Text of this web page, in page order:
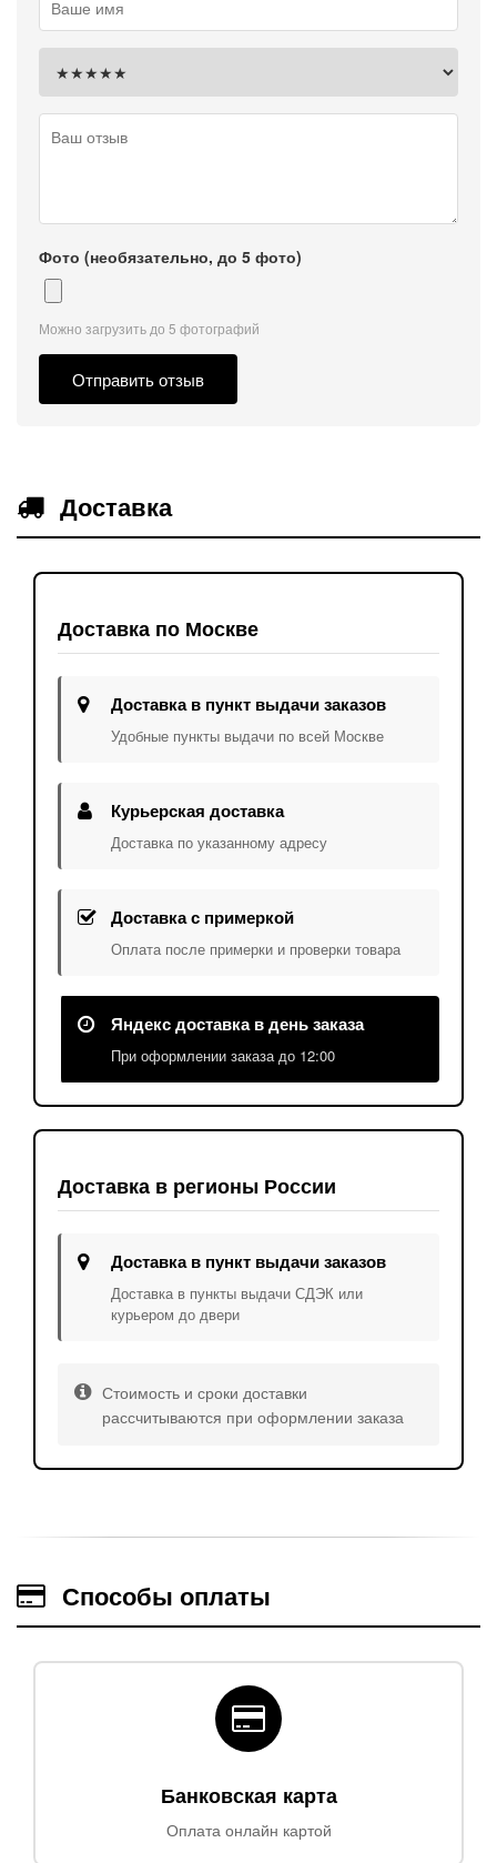
Фото (необязательно, до 5 фото)
Можно загрузить до 5 фотографий
Отправить отзыв
Доставка
Доставка по Москве
Доставка в пункт выдачи заказов
Удобные пункты выдачи по всей Москве
Курьерская доставка
Доставка по указанному адресу
Доставка с примеркой
Оплата после примерки и проверки товара
Яндекс доставка в день заказа
При оформлении заказа до 12:00
Доставка в регионы России
Доставка в пункт выдачи заказов
Доставка в пункты выдачи СДЭК или
курьером до двери
Стоимость и сроки доставки
рассчитываются при оформлении заказа
Способы оплаты
Банковская карта
Оплата онлайн картой